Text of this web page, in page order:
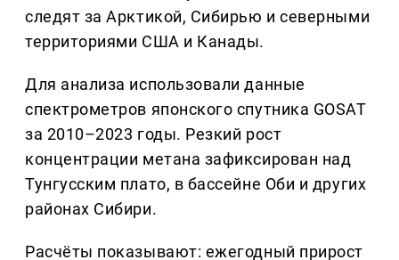
следят за Арктикой, Сибирью и северными
территориями США и Канады.
Для анализа использовали данные
спектрометров японского спутника GOSAT
за 2010–2023 годы. Резкий рост
концентрации метана зафиксирован над
Тунгусским плато, в бассейне Оби и других
районах Сибири.
Расчёты показывают: ежегодный прирост